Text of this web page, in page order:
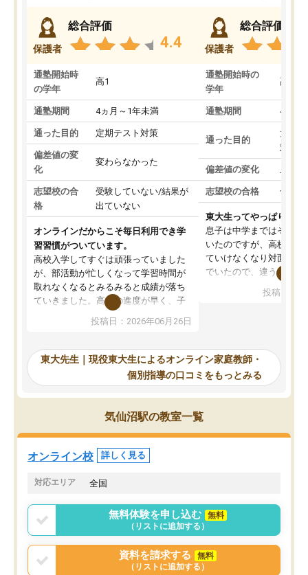
保護者
総合評価
4.4
通塾開始時
の学年
高1
通塾期間 4ヵ月～1年未満
通った目的 定期テスト対策
偏差値の変
化
変わらなかった
志望校の合
格
受験していない/結果が
出ていない
オンラインだからこそ毎日利用でき学
習習慣がついています。
高校入学してすぐは頑張っていました
が、部活動が忙しくなって学習時間が
取れなくなるとみるみると成績が落ち
ていきました。高校の進度が早く、子
供も家に帰って勉強の話すると嫌な反
応を示します。東大先生にお願いして
れるので、親としても安心です。毎日
使える自習室とかもあり、わからない
ところがあれば先生が回答してくれる
のも重宝しています。
投稿日：2026年06月26日
保護者
総合評価
通塾開始時の
学年
高3
通塾期間 4ヵ月
通った目的
大学
対策
偏差値の変化
志望校の合格 合格
東大生ってやっぱりすご
息子は中学まではそこそ
いたのですが、高校に入
ていけなくなり対面の塾
でいたので、違うアプロ
で、当初は模試でD判定
自習室が毎日使えていつ
るのが心強かったよう
謝です。
投稿日：
東大先生｜現役東大生によるオンライン家庭教師・
個別指導の口コミをもっとみる
気仙沼駅の教室一覧
オンライン校 詳しく見る
対応エリア 全国
無料体験を申し込む
無料
（リストに追加する）
資料を請求する
無料
（リストに追加する）